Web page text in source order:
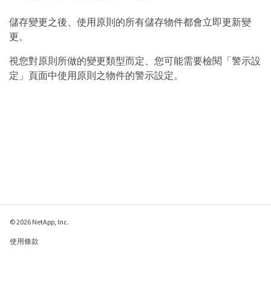
儲存變更之後、使用原則的所有儲存物件都會立即更新變
更。
視您對原則所做的變更類型而定、您可能需要檢閱「警示設
定」頁面中使用原則之物件的警示設定。
© 2026 NetApp, Inc.
使用條款